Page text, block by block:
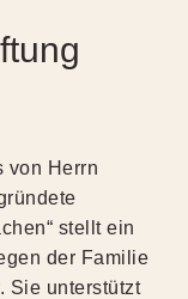
von Herrn
stellt ein
der Familie
Sie unterstützt